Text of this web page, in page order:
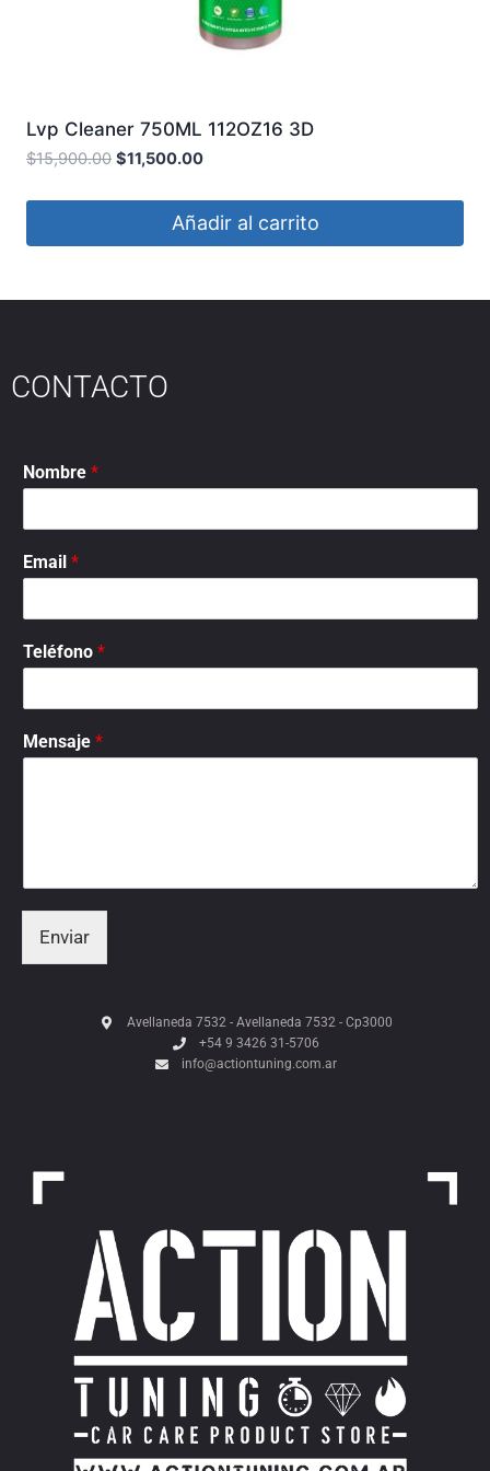
Lvp Cleaner 750ML 112OZ16 3D
$15,900.00 $11,500.00
Añadir al carrito
CONTACTO
Nombre *
Email *
Teléfono *
Mensaje *
Enviar
Avellaneda 7532 - Avellaneda 7532 - Cp3000
+54 9 3426 31-5706
info@actiontuning.com.ar